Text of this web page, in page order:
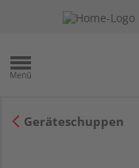
Geräteschuppen